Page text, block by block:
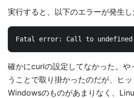
実行すると、以下のエラーが発生し
確かにcurlの設定してなかった。や
うことで取り掛かったのだが、ヒ
Windowsのものがあまりなく、